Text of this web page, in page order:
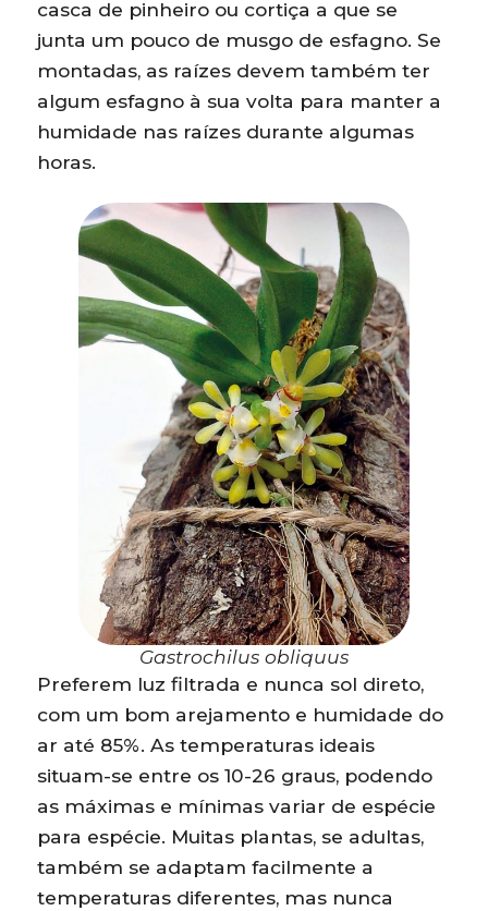
casca de pinheiro ou cortiça a que se
junta um pouco de musgo de esfagno. Se
montadas, as raízes devem também ter
algum esfagno à sua volta para manter a
humidade nas raízes durante algumas
horas.
Gastrochilus obliquus
Preferem luz filtrada e nunca sol direto,
com um bom arejamento e humidade do
ar até 85%. As temperaturas ideais
situam-se entre os 10-26 graus, podendo
as máximas e mínimas variar de espécie
para espécie. Muitas plantas, se adultas,
também se adaptam facilmente a
temperaturas diferentes, mas nunca